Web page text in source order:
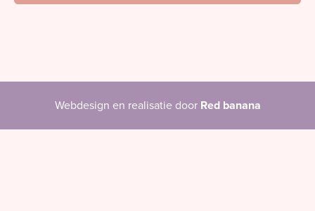
Webdesign en realisatie door Red banana